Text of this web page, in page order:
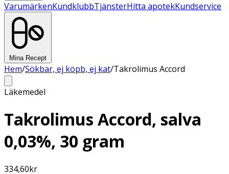
VarumärkenKundklubbTjänsterHitta apotekKundservice
Mina Recept
Hem/Sökbar, ej köpb, ej kat/Takrolimus Accord
Läkemedel
Takrolimus Accord, salva
0,03%, 30 gram
334,60kr